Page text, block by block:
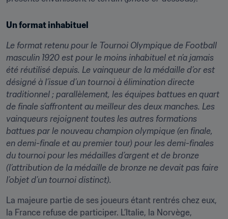
Un format inhabituel
Le format retenu pour le Tournoi Olympique de Football
masculin 1920 est pour le moins inhabituel et n’a jamais
été réutilisé depuis. Le vainqueur de la médaille d’or est
désigné à l’issue d’un tournoi à élimination directe
traditionnel ; parallèlement, les équipes battues en quart
de finale s’affrontent au meilleur des deux manches. Les
vainqueurs rejoignent toutes les autres formations
battues par le nouveau champion olympique (en finale,
en demi-finale et au premier tour) pour les demi-finales
du tournoi pour les médailles d’argent et de bronze
(l’attribution de la médaille de bronze ne devait pas faire
l’objet d’un tournoi distinct).
La majeure partie de ses joueurs étant rentrés chez eux,
la France refuse de participer. L’Italie, la Norvège,